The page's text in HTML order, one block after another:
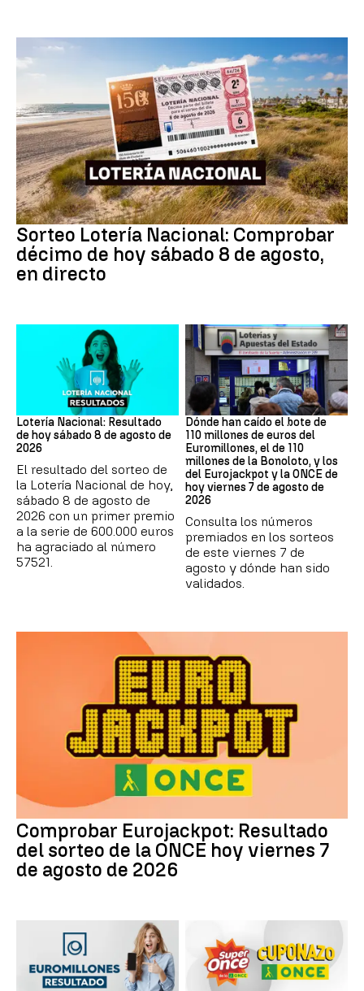
Lotería Nacional
Sorteo Lotería Nacional: Comprobar
décimo de hoy sábado 8 de agosto,
en directo
Lotería Nacional de España
Lotería Nacional: Resultado
de hoy sábado 8 de agosto de
2026
El resultado del sorteo de
la Lotería Nacional de hoy,
sábado 8 de agosto de
2026 con un primer premio
a la serie de 600.000 euros
ha agraciado al número
57521.
Loterías
Dónde han caído el bote de
110 millones de euros del
Euromillones, el de 110
millones de la Bonoloto, y los
del Eurojackpot y la ONCE de
hoy viernes 7 de agosto de
2026
Consulta los números
premiados en los sorteos
de este viernes 7 de
agosto y dónde han sido
validados.
Comprobar Eurojackpot: Resultado
del sorteo de la ONCE hoy viernes 7
de agosto de 2026